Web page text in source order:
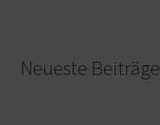
Neueste Beiträge